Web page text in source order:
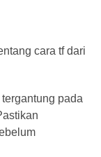
cara tf dari
pada